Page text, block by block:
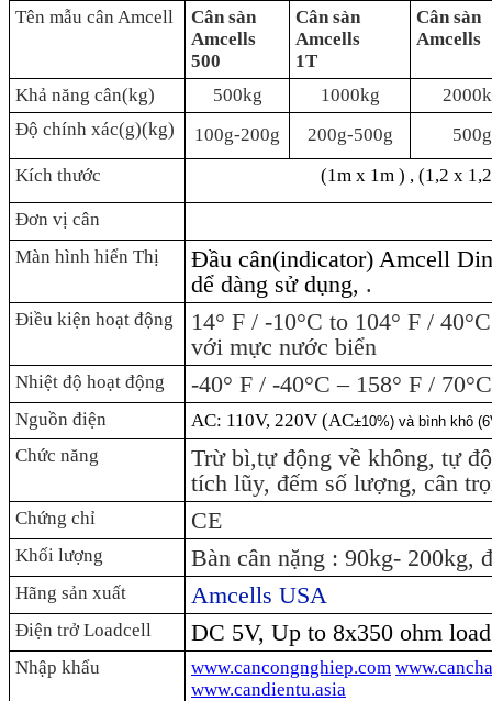
Tên mẫu cân Amcell
Cân sàn
Amcells
500
Cân sàn
Amcells
1T
Cân sàn
Amcells
Khả năng cân(kg) 500kg 1000kg
Độ chính xác(g)(kg)
100g-200g 200g-500g
500g
Kích thước
(1m x 1m ) , (1,2 x
Đơn vị cân
Màn hình hiển Thị
Đầu cân(indicator) Amcell
dể dàng sử dụng, .
Điều kiện hoạt động
14° F / -10°C to 104° F /
với mực nước biển
Nhiệt độ hoạt động -40° F / -40°C – 158° F /
Nguồn điện AC: 110V, 220V (AC±10%) và bình khô
Chức năng
Trừ bì,tự động về không, tự
tích lũy, đếm số lượng, cân
Chứng chỉ CE
Khối lượng Bàn cân nặng : 90kg- 200kg,
Hãng sản xuất Amcells USA
Điện trở Loadcell DC 5V, Up to 8x350 ohm
Nhập khẩu www.cancongnghiep.com
www.candientu.asia